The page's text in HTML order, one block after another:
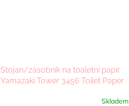
Stojan/zásobník na toaletní papír
Yamazaki Tower 3456 Toilet Paper
Skladem